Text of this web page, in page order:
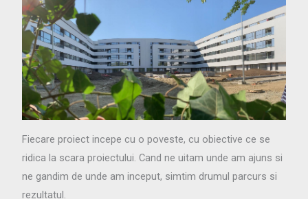
Fiecare proiect incepe cu o poveste, cu obiective ce se
ridica la scara proiectului. Cand ne uitam unde am ajuns si
ne gandim de unde am inceput, simtim drumul parcurs si
rezultatul.